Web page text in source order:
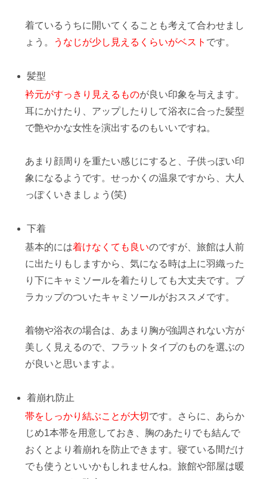
着ているうちに開いてくることも考えて合わせまし
ょう。
うなじが少し見えるくらいがベスト です。
髪型
衿元がすっきり見えるものが良い印象を与えます。
耳にかけたり、アップしたりして浴衣に合った髪型
で艶やかな女性を演出するのもいいですね。
あまり顔周りを重たい感じにすると、子供っぽい印
象になるようです。せっかくの温泉ですから、大人
っぽくいきましょう(笑)
下着
基本的には着けなくても良いのですが、旅館は人前
に出たりもしますから、気になる時は上に羽織った
り下にキャミソールを着たりしても大丈夫です。ブ
ラカップのついたキャミソールがおススメです。
着物や浴衣の場合は、あまり胸が強調されない方が
美しく見えるので、フラットタイプのものを選ぶの
が良いと思いますよ。
着崩れ防止
帯をしっかり結ぶことが大切です。さらに、あらか
じめ1本帯を用意しておき、
胸のあたりでも結んで
おく とより着崩れを防止できます。寝ている間だけ
でも使うといいかもしれませんね。旅館や部屋は暖